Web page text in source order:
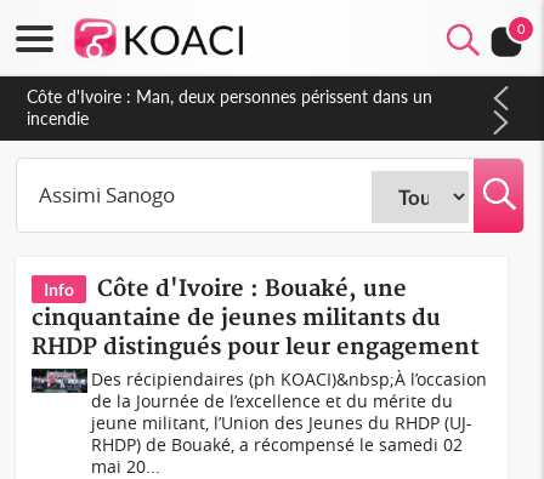
0
Côte d'Ivoire : Man, deux personnes périssent dans un
incendie
Info
Côte d'Ivoire : Bouaké, une
cinquantaine de jeunes militants du
RHDP distingués pour leur engagement
Des récipiendaires (ph KOACI)&nbsp;À l’occasion
de la Journée de l’excellence et du mérite du
jeune militant, l’Union des Jeunes du RHDP (UJ-
RHDP) de Bouaké, a récompensé le samedi 02
mai 20...